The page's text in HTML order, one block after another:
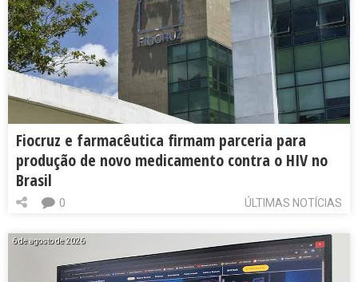
Fiocruz e farmacêutica firmam parceria para
produção de novo medicamento contra o HIV no
Brasil
ÚLTIMAS NOTÍCIAS
0
6 de agosto de 2026